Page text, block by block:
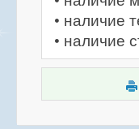
• наличие
• наличие